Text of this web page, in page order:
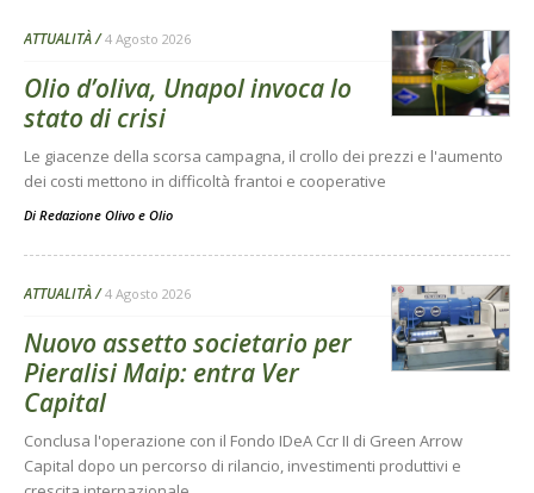
ATTUALITÀ 4 Agosto 2026
Olio d’oliva, Unapol invoca lo
stato di crisi
Le giacenze della scorsa campagna, il crollo dei prezzi e l'aumento
dei costi mettono in difficoltà frantoi e cooperative
Di Redazione Olivo e Olio
ATTUALITÀ 4 Agosto 2026
Nuovo assetto societario per
Pieralisi Maip: entra Ver
Capital
Conclusa l'operazione con il Fondo IDeA Ccr II di Green Arrow
Capital dopo un percorso di rilancio, investimenti produttivi e